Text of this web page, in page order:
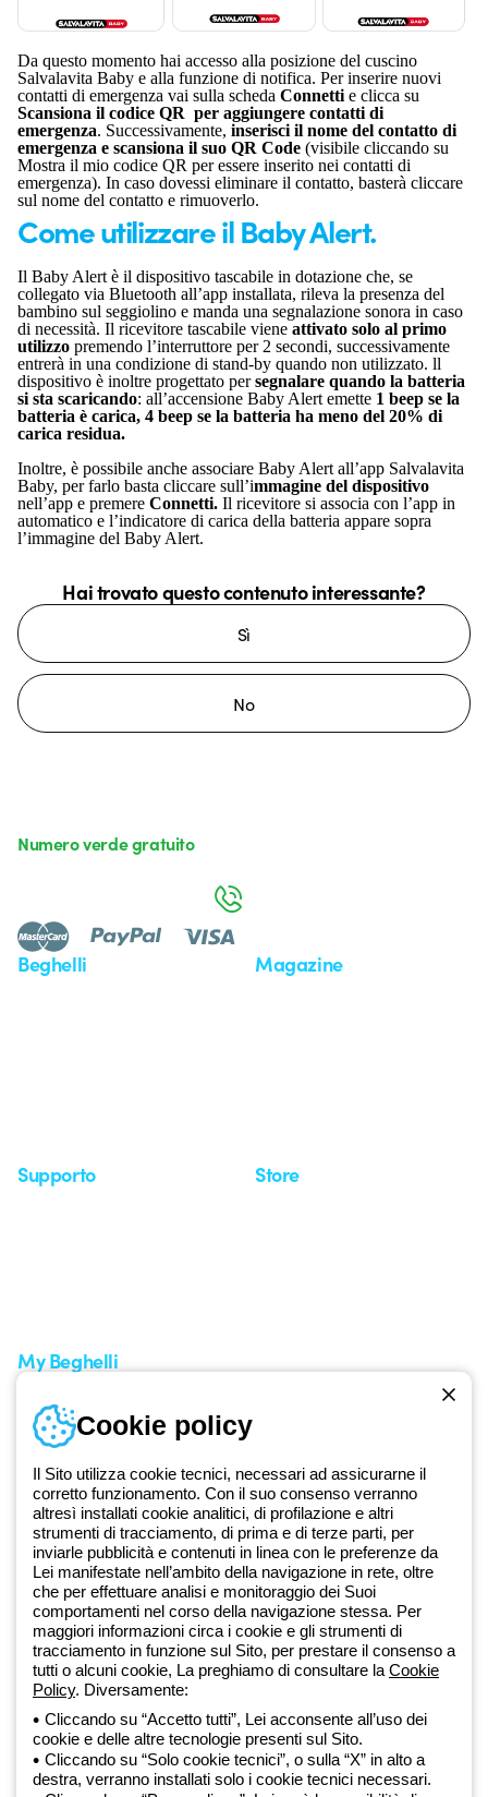
Da questo momento hai accesso alla posizione del cuscino
Salvalavita Baby e alla funzione di notifica. Per inserire nuovi
contatti di emergenza vai sulla scheda Connettie clicca su
Scansiona il codice QR per aggiungere contatti di
emergenza. Successivamente, inserisci il nome del contatto di
emergenza e scansiona il suo QR Code (visibile cliccando su
Mostra il mio codice QR per essere inserito nei contatti di
emergenza). In caso dovessi eliminare il contatto, basterà cliccare
sul nome del contatto e rimuoverlo.
Come utilizzare il Baby Alert.
Il Baby Alert è il dispositivo tascabile in dotazione che, se
collegato via Bluetooth all’app installata, rileva la presenza del
bambino sul seggiolino e manda una segnalazione sonora in caso
di necessità. Il ricevitore tascabile viene attivato solo al primo
utilizzo premendo l’interruttore per 2 secondi, successivamente
entrerà in una condizione di stand-by quando non utilizzato. ll
dispositivo è inoltre progettato persegnalare quando la batteria
si sta scaricando: all’accensione Baby Alert emette 1 beep se la
batteria è carica, 4 beep se la batteria ha meno del 20% di
carica residua.
Inoltre, è possibile anche associare Baby Alert all’app Salvalavita
Baby, per farlo basta cliccare sull’immagine del dispositivo
nell’app e premere Connetti. Il ricevitore si associa con l’app in
automatico e l’indicatore di carica della batteria appare sopra
l’immagine del Baby Alert.
Hai trovato questo contenuto interessante?
Sì
No
Dal 2025 Beghelli è parte del Gruppo GEWISS, all’interno
dell’ecosistema GEWISS LightZone, dove realizziamo soluzioni di
illuminazione integrate che trasformano la complessità in semplicità,
supportando professionisti e utenti finali nella realizzazione dei loro
bisogni.Scopri di più su GEWISS
Beghelli Magazine
Supporto Store
My Beghelli
Accedi o registrati
Formazione
Documentazione e software
Iscriviti alla newsletter
Numero verde gratuito
Privacy Policy
Cookie policy
Condizioni di vendita
Tutte le policy
Cookie policy
Il Sito utilizza cookie tecnici, necessari ad assicurarne il
corretto funzionamento. Con il suo consenso verranno
altresì installati cookie analitici, di profilazione e altri
strumenti di tracciamento, di prima e di terze parti, per
inviarle pubblicità e contenuti in linea con le preferenze da
Lei manifestate nell’ambito della navigazione in rete, oltre
che per effettuare analisi e monitoraggio dei Suoi
comportamenti nel corso della navigazione stessa. Per
maggiori informazioni circa i cookie e gli strumenti di
tracciamento in funzione sul Sito, per prestare il consenso a
tutti o alcuni cookie, La preghiamo di consultare la Cookie
Policy. Diversamente:
Cliccando su “Accetto tutti”, Lei acconsente all’uso dei
cookie e delle altre tecnologie presenti sul Sito.
Cliccando su “Solo cookie tecnici”, o sulla “X” in alto a
destra, verranno installati solo i cookie tecnici necessari.